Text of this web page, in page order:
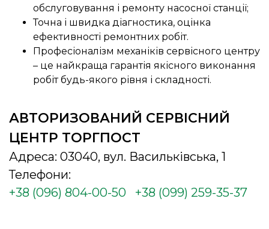
обслуговування і ремонту насосної станції;
Точна і швидка діагностика, оцінка
ефективності ремонтних робіт.
Професіоналізм механіків сервісного центру
– це найкраща гарантія якісного виконання
робіт будь-якого рівня і складності.
АВТОРИЗОВАНИЙ СЕРВІСНИЙ
ЦЕНТР ТОРГПОСТ
Адреса: 03040, вул. Васильківська, 1
Телефони:
+38 (096) 804-00-50
+38 (099) 259-35-37